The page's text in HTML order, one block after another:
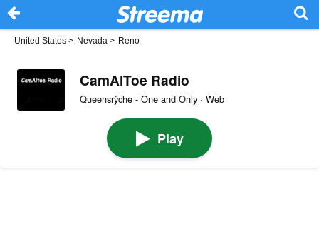
United States > Nevada > Reno
CamAlToe Radio
Queensrÿche - One and Only · Web
Play